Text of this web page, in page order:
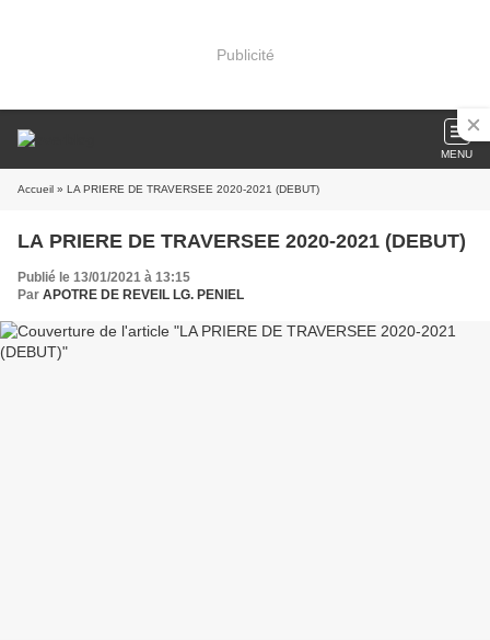
Publicité
MENU
Accueil » LA PRIERE DE TRAVERSEE 2020-2021 (DEBUT)
LA PRIERE DE TRAVERSEE 2020-2021 (DEBUT)
Publié le 13/01/2021 à 13:15
Par APOTRE DE REVEIL LG. PENIEL